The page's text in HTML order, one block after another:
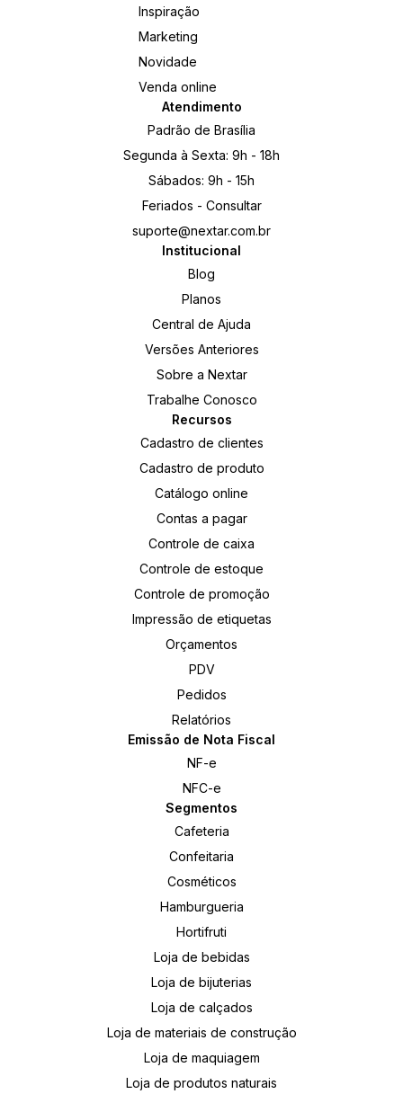
Inspiração
Marketing
Novidade
Venda online
Atendimento
Padrão de Brasília
Segunda à Sexta: 9h - 18h
Sábados: 9h - 15h
Feriados - Consultar
suporte@nextar.com.br
Institucional
Blog
Planos
Central de Ajuda
Versões Anteriores
Sobre a Nextar
Trabalhe Conosco
Recursos
Cadastro de clientes
Cadastro de produto
Catálogo online
Contas a pagar
Controle de caixa
Controle de estoque
Controle de promoção
Impressão de etiquetas
Orçamentos
PDV
Pedidos
Relatórios
Emissão de Nota Fiscal
NF-e
NFC-e
Segmentos
Cafeteria
Confeitaria
Cosméticos
Hamburgueria
Hortifruti
Loja de bebidas
Loja de bijuterias
Loja de calçados
Loja de materiais de construção
Loja de maquiagem
Loja de produtos naturais